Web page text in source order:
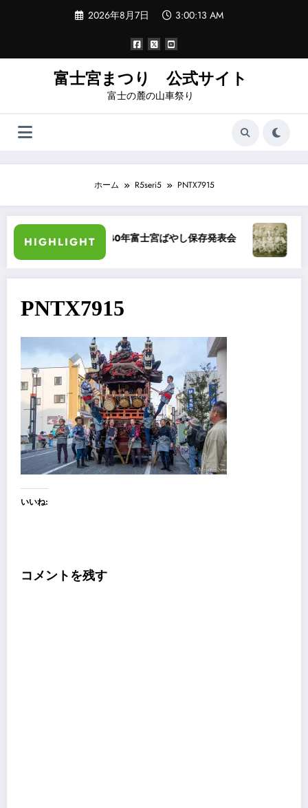
ツ
2026年8月7日 3:00:13 AM
富士宮まつり 公式サイト
富士の麓の山車祭り
ホーム R5seri5 PNTX7915
HIGHLIGHT昭和40年富士宮ばやし保存発表会 “祭りば
PNTX7915
いいね:
コメントを残す